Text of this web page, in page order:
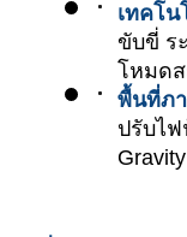
เทคโน
ขับขี่ ร
โหมด
พื้นที่ภ
ปรับไ